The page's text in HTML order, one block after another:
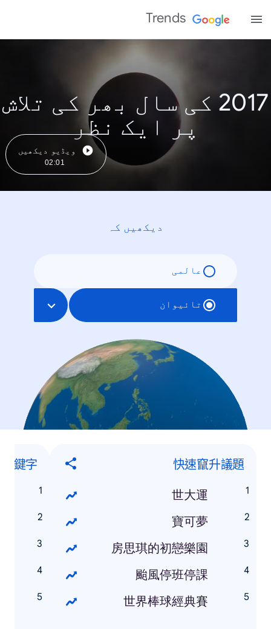
Trends
2017 کی سال بھر کی تلاش
پر ایک نظر
ویڈیو دیکھیں
02:01
دیکھیں کہ
عالمی
تائیوان
快速竄升議題
世大運
寶可夢
房思琪的初戀樂園
颱風停班停課
世界棒球經典賽
鍵字